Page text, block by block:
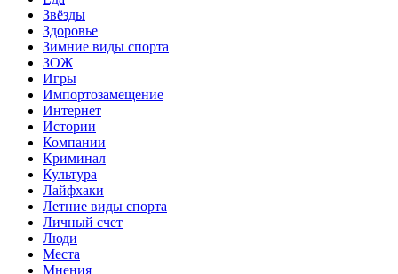
Звёзды
Здоровье
Зимние виды спорта
ЗОЖ
Игры
Импортозамещение
Интернет
Истории
Компании
Криминал
Культура
Лайфхаки
Летние виды спорта
Личный счет
Люди
Места
Мнения